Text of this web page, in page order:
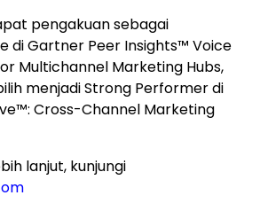
pengakuan sebagai
di Gartner Peer Insights™ Voice
Multichannel Marketing Hubs,
menjadi Strong Performer di
Cross-Channel Marketing
lanjut, kunjungi